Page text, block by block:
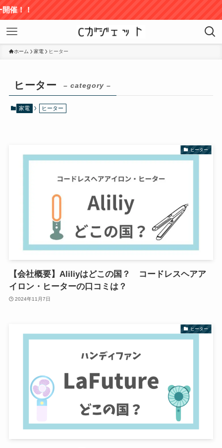
！！
ホーム 家電 ヒーター
ヒーター – category –
家電 ヒーター
ヒーター
【会社概要】Aliliyはどこの国？ コードレスヘアア
イロン・ヒーターの口コミは？
2024年11月7日
ヒーター